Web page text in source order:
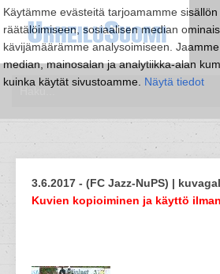
Käytämme evästeitä tarjoamamme
räätälöimiseen, sosiaalisen median
kävijämäärämme analysoimiseen.
median, mainosalan ja analytiikka-alan
kuinka käytät sivustoamme. Näytä tiedot
3.6.2017 - (FC Jazz-NuPS) |
Kuvien kopioiminen ja käyttö